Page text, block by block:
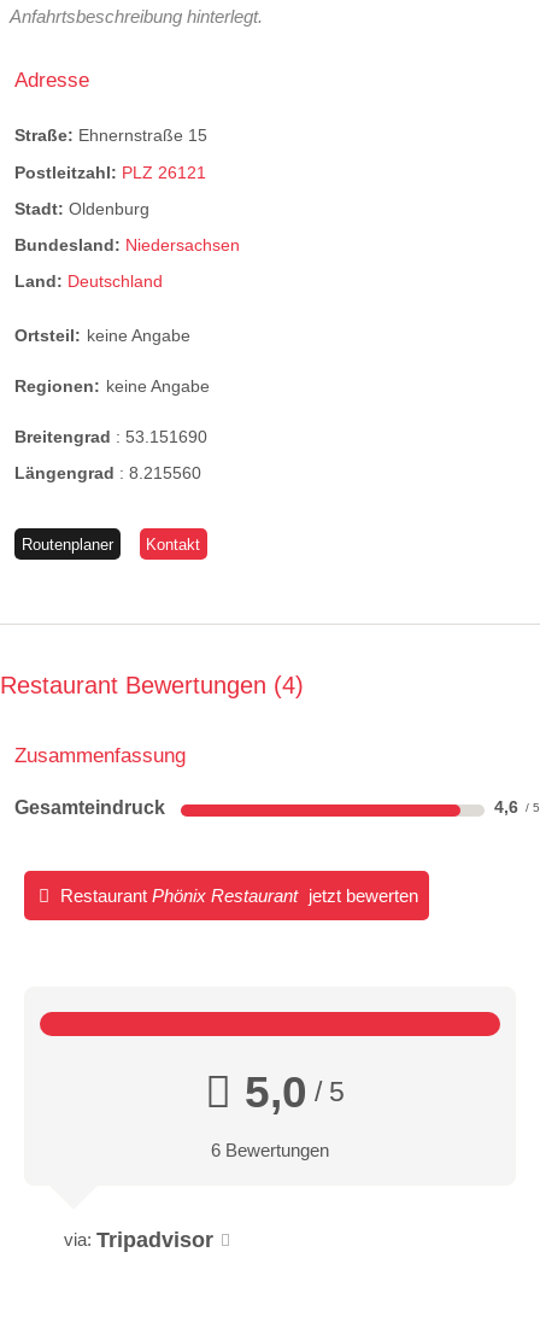
Anfahrtsbeschreibung hinterlegt.
Adresse
Straße: Ehnernstraße 15
Postleitzahl: PLZ 26121
Stadt: Oldenburg
Bundesland: Niedersachsen
Land: Deutschland
Ortsteil: keine Angabe
Regionen: keine Angabe
Breitengrad : 53.151690
Längengrad : 8.215560
Routenplaner Kontakt
Restaurant Bewertungen 4
Zusammenfassung
Gesamteindruck 4,6
Restaurant Phönix Restaurant jetzt bewerten
5,0 / 5
6 Bewertungen
via: Tripadvisor